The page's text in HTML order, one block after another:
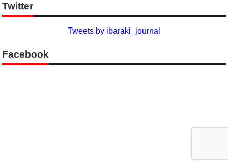
Twitter
Tweets by ibaraki_journal
Facebook